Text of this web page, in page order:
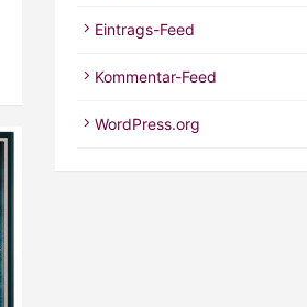
Eintrags-Feed
Kommentar-Feed
WordPress.org